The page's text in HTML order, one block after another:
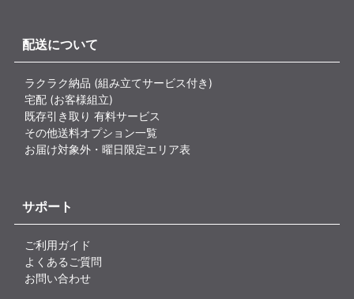
配送について
ラクラク納品 (組み立てサービス付き)
宅配 (お客様組立)
既存引き取り 有料サービス
その他送料オプション一覧
お届け対象外・曜日限定エリア表
サポート
ご利用ガイド
よくあるご質問
お問い合わせ